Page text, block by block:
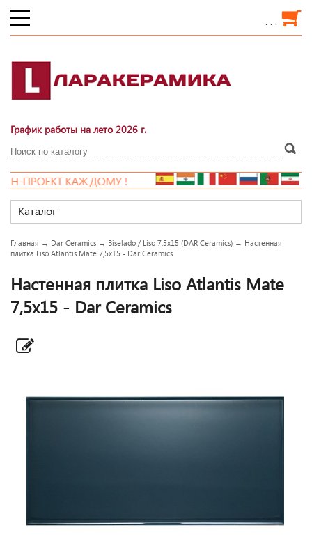
. . .
График работы на лето 2026 г.
ПРОЕКТ КАЖДОМУ !
Каталог
Главная → Dar Ceramics → Biselado / Liso 7.5x15 (DAR Ceramics) → Настенная
плитка Liso Atlantis Mate 7,5x15 - Dar Ceramics
Настенная плитка Liso Atlantis Mate
7,5x15 - Dar Ceramics